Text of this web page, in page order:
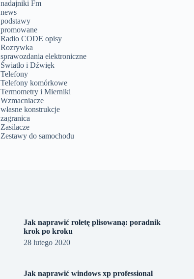
nadajniki Fm
news
podstawy
promowane
Radio CODE opisy
Rozrywka
sprawozdania elektroniczne
Światło i Dźwięk
Telefony
Telefony komórkowe
Termometry i Mierniki
Wzmacniacze
własne konstrukcje
zagranica
Zasilacze
Zestawy do samochodu
Jak naprawić roletę plisowaną: poradnik
krok po kroku
28 lutego 2020
Jak naprawić windows xp professional